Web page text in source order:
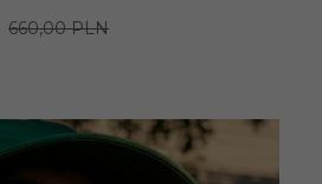
660,00 PLN